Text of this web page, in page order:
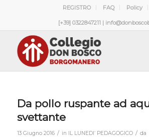
REGISTRO FAQ Policy
[+39] 0322847211 |
Da pollo ruspante ad
svettante
13 Giugno 2016 / in IL LUNEDI’ PEDAGOGICO / da